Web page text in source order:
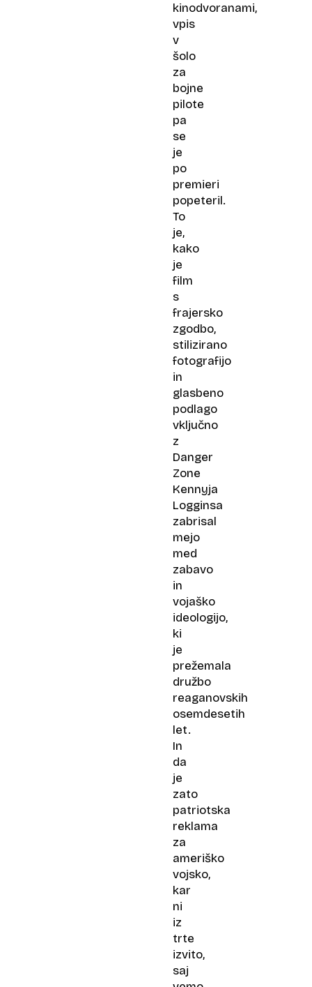
kinodvoranami,
vpis
v
šolo
za
bojne
pilote
pa
se
je
po
premieri
popeteril.
To
je,
kako
je
film
s
frajersko
zgodbo,
stilizirano
fotografijo
in
glasbeno
podlago
vključno
z
Danger
Zone
Kennyja
Logginsa
zabrisal
mejo
med
zabavo
in
vojaško
ideologijo,
ki
je
prežemala
družbo
reaganovskih
osemdesetih
let.
In
da
je
zato
patriotska
reklama
za
ameriško
vojsko,
kar
ni
iz
trte
izvito,
saj